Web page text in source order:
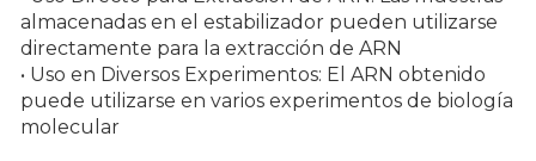
almacenadas en el estabilizador pueden utilizarse
directamente para la extracción de ARN
• Uso en Diversos Experimentos: El ARN obtenido
puede utilizarse en varios experimentos de biología
molecular